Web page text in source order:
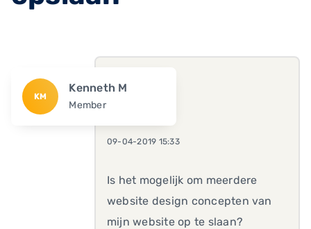
KM
Kenneth M
Member
09-04-2019 15:33
Is het mogelijk om meerdere
website design concepten van
mijn website op te slaan?